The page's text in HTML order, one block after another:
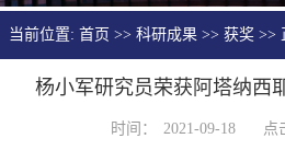
当前位置: 首页 >> 科研成果 >> 获奖 >>
杨小军研究员荣获阿塔纳西
时间： 2021-09-18 点